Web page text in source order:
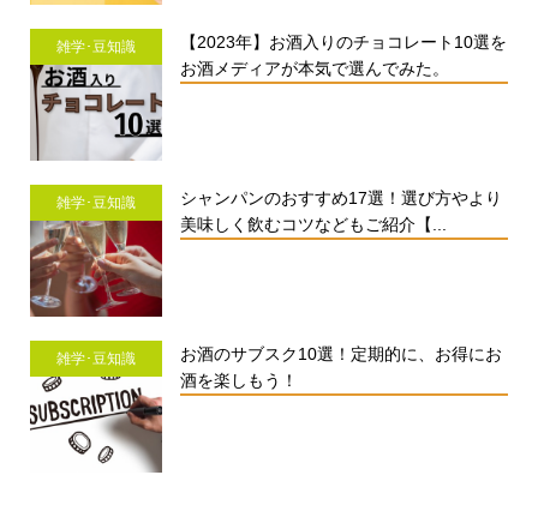
雑学･豆知識
【2023年】お酒入りのチョコレート10選を
お酒メディアが本気で選んでみた。
雑学･豆知識
シャンパンのおすすめ17選！選び方やより
美味しく飲むコツなどもご紹介【...
雑学･豆知識
お酒のサブスク10選！定期的に、お得にお
酒を楽しもう！